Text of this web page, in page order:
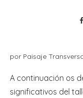
por Paisaje
A continuación os
significativos del